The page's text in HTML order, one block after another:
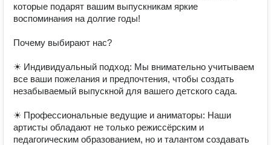
которые подарят вашим выпускникам яркие
воспоминания на долгие годы!
Почему выбирают нас?
☀ Индивидуальный подход: Мы внимательно учитываем
все ваши пожелания и предпочтения, чтобы создать
незабываемый выпускной для вашего детского сада.
☀ Профессиональные ведущие и аниматоры: Наши
артисты обладают не только режиссёрским и
педагогическим образованием, но и талантом создавать